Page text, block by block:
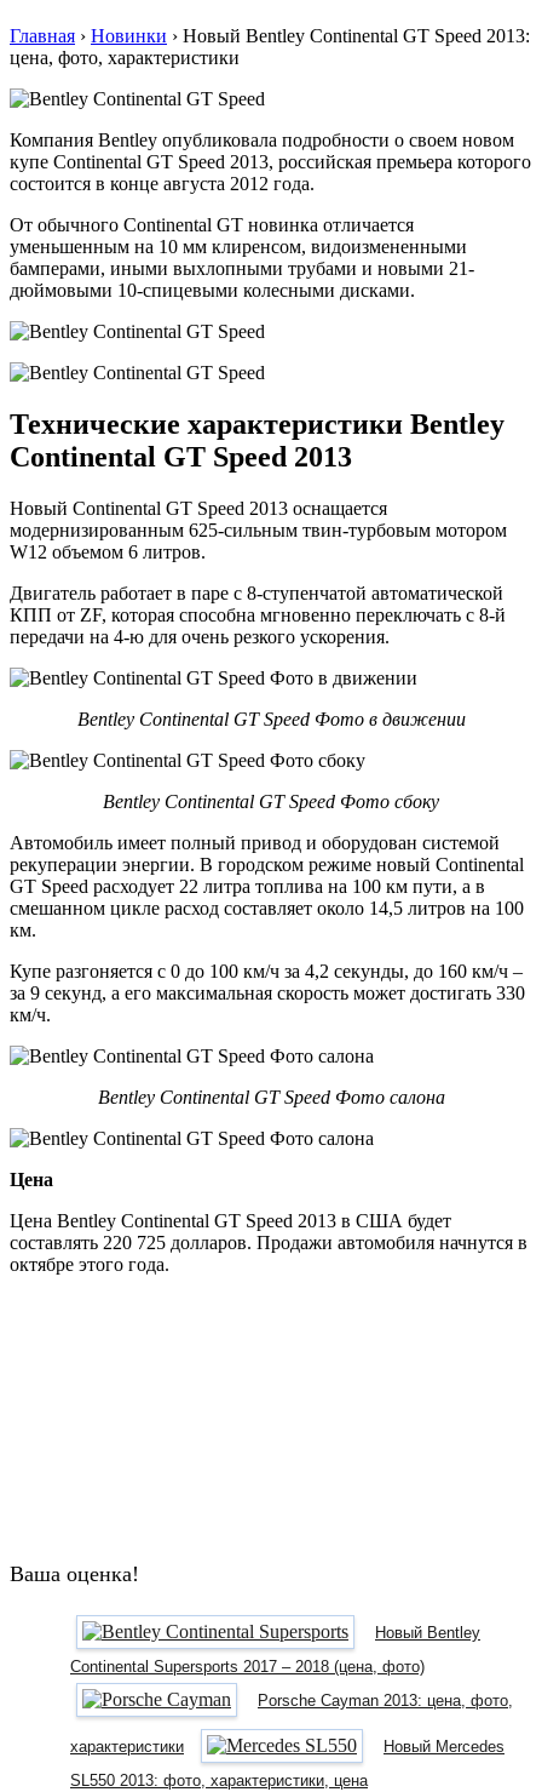
Главная › Новинки › Новый Bentley Continental GT Speed 2013:
цена, фото, характеристики
Компания Bentley опубликовала подробности о своем новом
купе Continental GT Speed 2013, российская премьера которого
состоится в конце августа 2012 года.
От обычного Continental GT новинка отличается
уменьшенным на 10 мм клиренсом, видоизмененными
бамперами, иными выхлопными трубами и новыми 21-
дюймовыми 10-спицевыми колесными дисками.
Технические характеристики Bentley
Continental GT Speed 2013
Новый Continental GT Speed 2013 оснащается
модернизированным 625-сильным твин-турбовым мотором
W12 объемом 6 литров.
Двигатель работает в паре с 8-ступенчатой автоматической
КПП от ZF, которая способна мгновенно переключать с 8-й
передачи на 4-ю для очень резкого ускорения.
Bentley Continental GT Speed Фото в движении
Bentley Continental GT Speed Фото сбоку
Автомобиль имеет полный привод и оборудован системой
рекуперации энергии. В городском режиме новый Continental
GT Speed расходует 22 литра топлива на 100 км пути, а в
смешанном цикле расход составляет около 14,5 литров на 100
км.
Купе разгоняется с 0 до 100 км/ч за 4,2 секунды, до 160 км/ч –
за 9 секунд, а его максимальная скорость может достигать 330
км/ч.
Bentley Continental GT Speed Фото салона
Цена
Цена Bentley Continental GT Speed 2013 в США будет
составлять 220 725 долларов. Продажи автомобиля начнутся в
октябре этого года.
Ваша оценка!
Новый Bentley
Continental Supersports 2017 – 2018 (цена, фото)
Porsche Cayman 2013: цена, фото,
характеристики
Новый Mercedes
SL550 2013: фото, характеристики, цена